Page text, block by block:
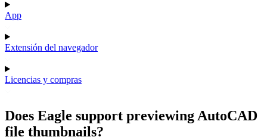
App
Extensión del navegador
Licencias y compras
Does Eagle support previewing AutoCAD
file thumbnails?